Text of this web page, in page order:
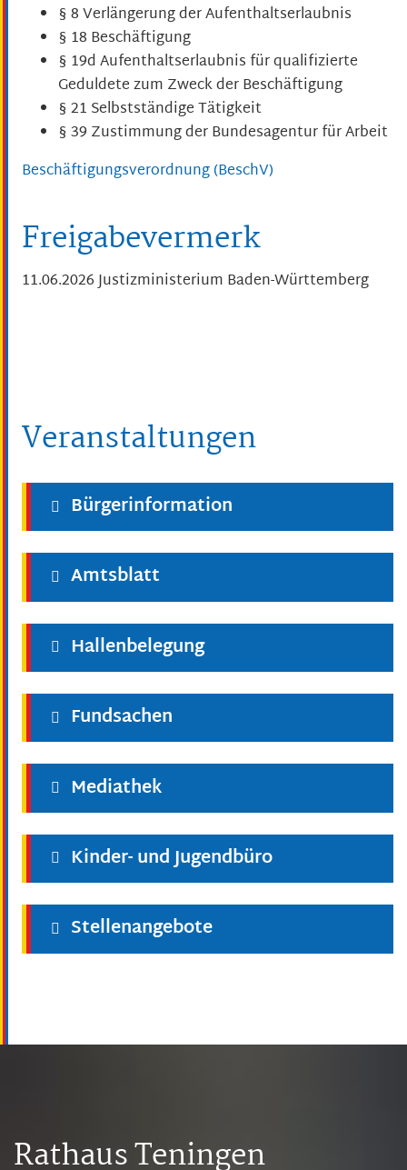
§ 8 Verlängerung der Aufenthaltserlaubnis
§ 18 Beschäftigung
§ 19d Aufenthaltserlaubnis für qualifizierte
Geduldete zum Zweck der Beschäftigung
§ 21 Selbstständige Tätigkeit
§ 39 Zustimmung der Bundesagentur für Arbeit
Beschäftigungsverordnung (BeschV)
Freigabevermerk
11.06.2026 Justizministerium Baden-Württemberg
Veranstaltungen
Bürgerinformation
Amtsblatt
Hallenbelegung
Fundsachen
Mediathek
Kinder- und Jugendbüro
Stellenangebote
Rathaus Teningen